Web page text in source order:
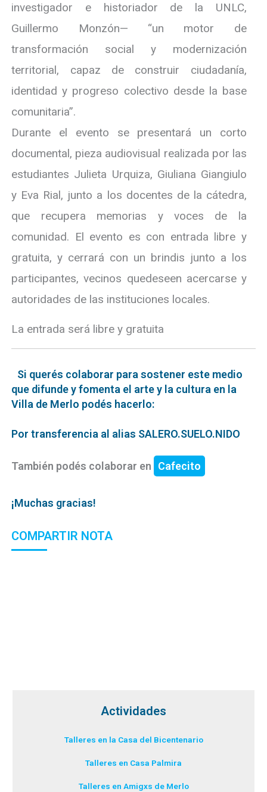
investigador e historiador de la UNLC,
Guillermo Monzón— “un motor de
transformación social y modernización
territorial, capaz de construir ciudadanía,
identidad y progreso colectivo desde la base
comunitaria”.
Durante el evento se presentará un corto
documental, pieza audiovisual realizada por las
estudiantes Julieta Urquiza, Giuliana Giangiulo
y Eva Rial, junto a los docentes de la cátedra,
que recupera memorias y voces de la
comunidad. El evento es con entrada libre y
gratuita, y cerrará con un brindis junto a los
participantes, vecinos quedeseen acercarse y
autoridades de las instituciones locales.
La entrada será libre y gratuita
Si querés colaborar para sostener este medio
que difunde y fomenta el arte y la cultura en la
Villa de Merlo podés hacerlo:
Por transferencia al alias SALERO.SUELO.NIDO
También podés colaborar en Cafecito
¡Muchas gracias!
COMPARTIR NOTA
Actividades
Talleres en la Casa del Bicentenario
Talleres en Casa Palmira
Talleres en Amigxs de Merlo